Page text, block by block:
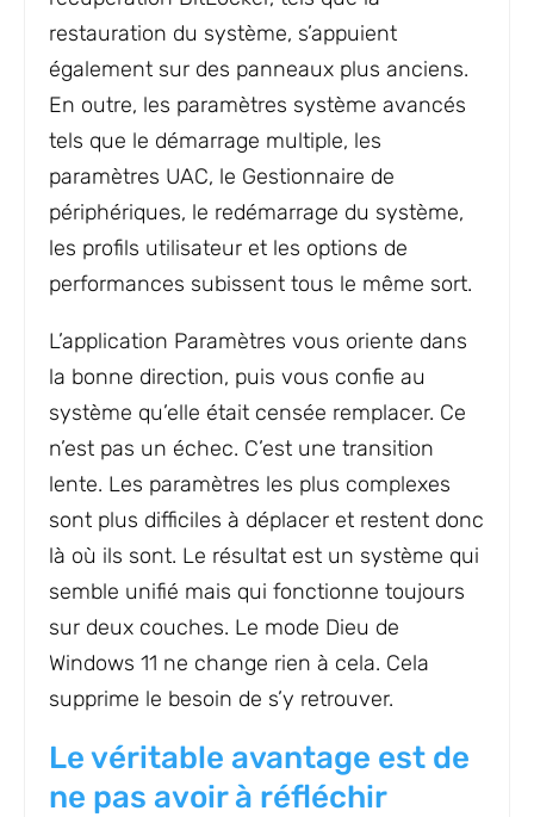
restauration du système, s’appuient
également sur des panneaux plus anciens.
En outre, les paramètres système avancés
tels que le démarrage multiple, les
paramètres UAC, le Gestionnaire de
périphériques, le redémarrage du système,
les profils utilisateur et les options de
performances subissent tous le même sort.
L’application Paramètres vous oriente dans
la bonne direction, puis vous confie au
système qu’elle était censée remplacer. Ce
n’est pas un échec. C’est une transition
lente. Les paramètres les plus complexes
sont plus difficiles à déplacer et restent donc
là où ils sont. Le résultat est un système qui
semble unifié mais qui fonctionne toujours
sur deux couches. Le mode Dieu de
Windows 11 ne change rien à cela. Cela
supprime le besoin de s’y retrouver.
Le véritable avantage est de
ne pas avoir à réfléchir